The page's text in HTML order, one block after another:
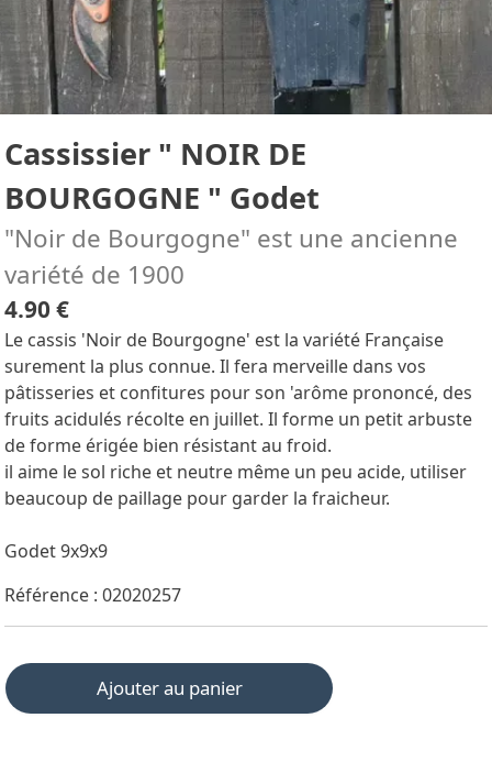
Cassissier " NOIR DE
BOURGOGNE " Godet
"Noir de Bourgogne" est une ancienne
variété de 1900
4.90 €
Le cassis 'Noir de Bourgogne' est la variété Française
surement la plus connue. Il fera merveille dans vos
pâtisseries et confitures pour son 'arôme prononcé, des
fruits acidulés récolte en juillet. Il forme un petit arbuste
de forme érigée bien résistant au froid.
il aime le sol riche et neutre même un peu acide, utiliser
beaucoup de paillage pour garder la fraicheur.
Godet 9x9x9
Référence : 02020257
Ajouter au panier